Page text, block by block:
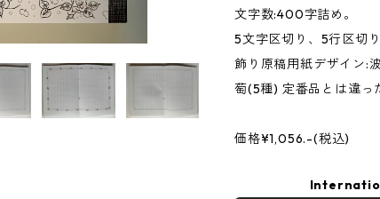
文字数:400字詰め。
5文字区切り、5行区切
飾り原稿用紙デザイン:
萄(5種) 定番品とは違っ
価格¥1,056.-(税込)